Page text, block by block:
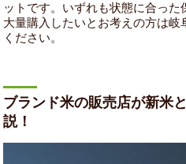
ットです。いずれも状態に合っ
大量購入したいとお考えの方は
ください。
ブランド米の販売店が新米
説！